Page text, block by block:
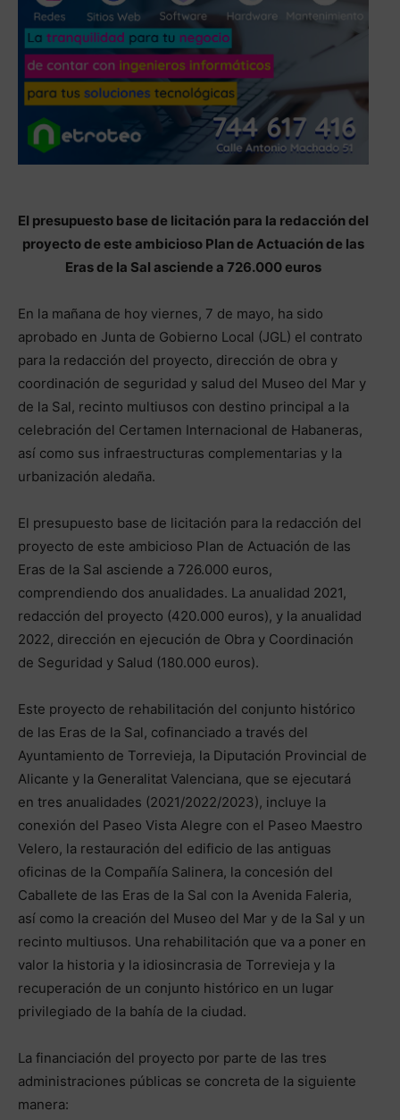
El presupuesto base de licitación para la redacción del
proyecto de este ambicioso Plan de Actuación de las
Eras de la Sal asciende a 726.000 euros
En la mañana de hoy viernes, 7 de mayo, ha sido
aprobado en Junta de Gobierno Local (JGL) el contrato
para la redacción del proyecto, dirección de obra y
coordinación de seguridad y salud del Museo del Mar y
de la Sal, recinto multiusos con destino principal a la
celebración del Certamen Internacional de Habaneras,
así como sus infraestructuras complementarias y la
urbanización aledaña.
El presupuesto base de licitación para la redacción del
proyecto de este ambicioso Plan de Actuación de las
Eras de la Sal asciende a 726.000 euros,
comprendiendo dos anualidades. La anualidad 2021,
redacción del proyecto (420.000 euros), y la anualidad
2022, dirección en ejecución de Obra y Coordinación
de Seguridad y Salud (180.000 euros).
Este proyecto de rehabilitación del conjunto histórico
de las Eras de la Sal, cofinanciado a través del
Ayuntamiento de Torrevieja, la Diputación Provincial de
Alicante y la Generalitat Valenciana, que se ejecutará
en tres anualidades (2021/2022/2023), incluye la
conexión del Paseo Vista Alegre con el Paseo Maestro
Velero, la restauración del edificio de las antiguas
oficinas de la Compañía Salinera, la concesión del
Caballete de las Eras de la Sal con la Avenida Faleria,
así como la creación del Museo del Mar y de la Sal y un
recinto multiusos. Una rehabilitación que va a poner en
valor la historia y la idiosincrasia de Torrevieja y la
recuperación de un conjunto histórico en un lugar
privilegiado de la bahía de la ciudad.
La financiación del proyecto por parte de las tres
administraciones públicas se concreta de la siguiente
manera: